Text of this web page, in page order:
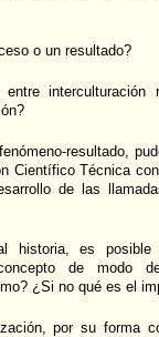
o un resultado?
interculturación
resultado,
Científico Técnica
de las
historia, es posible
de modo
¿Si no qué es el
por su forma